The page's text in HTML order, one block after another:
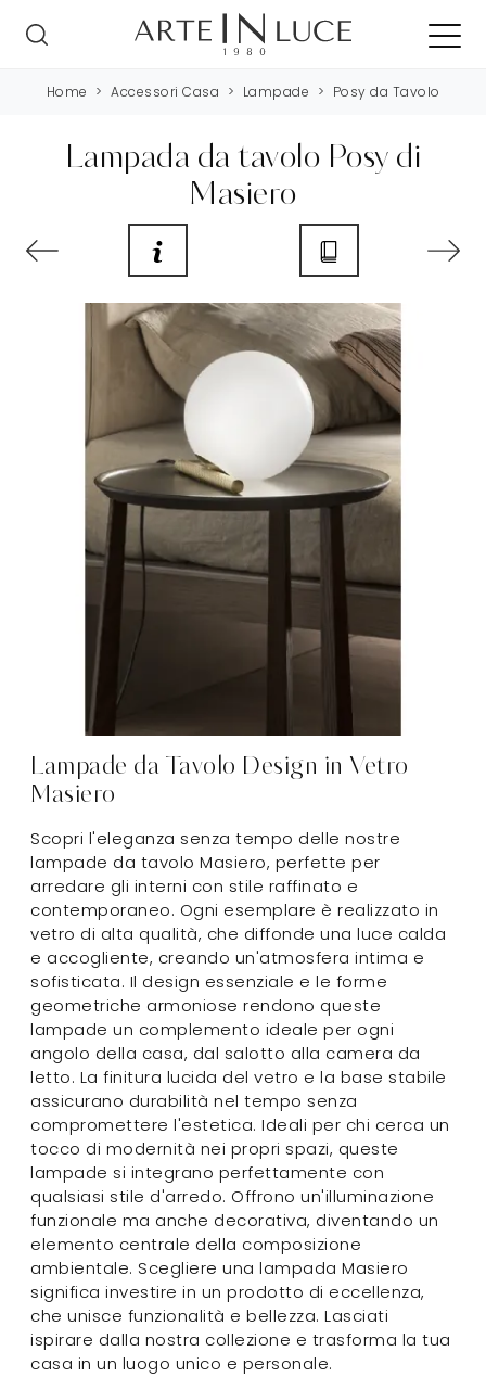
Home > Accessori Casa > Lampade > Posy da Tavolo
Lampada da tavolo Posy di
Masiero
Lampade da Tavolo Design in Vetro
Masiero
Scopri l'eleganza senza tempo delle nostre
lampade da tavolo Masiero, perfette per
arredare gli interni con stile raffinato e
contemporaneo. Ogni esemplare è realizzato in
vetro di alta qualità, che diffonde una luce calda
e accogliente, creando un'atmosfera intima e
sofisticata. Il design essenziale e le forme
geometriche armoniose rendono queste
lampade un complemento ideale per ogni
angolo della casa, dal salotto alla camera da
letto. La finitura lucida del vetro e la base stabile
assicurano durabilità nel tempo senza
compromettere l'estetica. Ideali per chi cerca un
tocco di modernità nei propri spazi, queste
lampade si integrano perfettamente con
qualsiasi stile d'arredo. Offrono un'illuminazione
funzionale ma anche decorativa, diventando un
elemento centrale della composizione
ambientale. Scegliere una lampada Masiero
significa investire in un prodotto di eccellenza,
che unisce funzionalità e bellezza. Lasciati
ispirare dalla nostra collezione e trasforma la tua
casa in un luogo unico e personale.